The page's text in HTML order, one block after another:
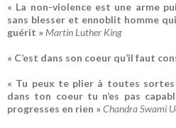
« La non-violence est une arme
sans blesser et ennoblit homme
guérit »Martin Luther King
« C’est dans son coeur qu’il faut
« Tu peux te plier à toutes
dans ton coeur tu n’es pas
progresses en rien »Chandra Swami